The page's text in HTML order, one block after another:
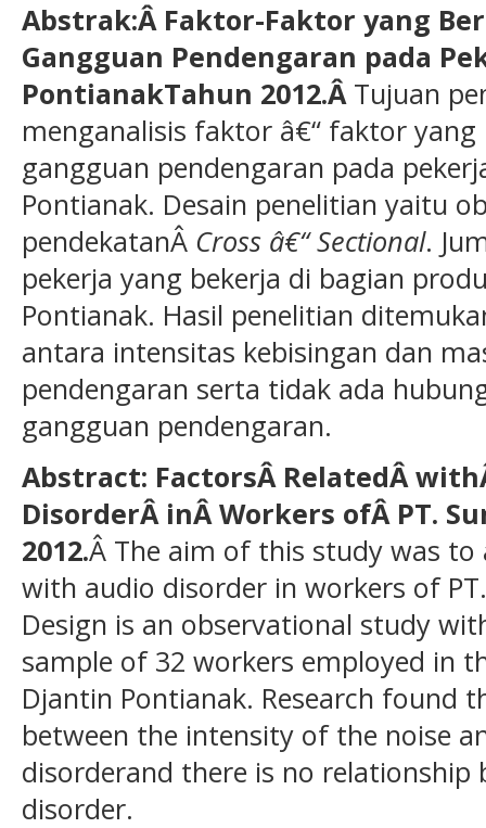
Abstrak:Â Faktor-Faktor yang
Gangguan Pendengaran pada
PontianakTahun 2012.Â Tujuan
menganalisis faktor â€“ faktor
gangguan pendengaran pada
Pontianak. Desain penelitian yaitu
pendekatanÂ Cross â€“ Sectional.
pekerja yang bekerja di bagian
Pontianak. Hasil penelitian
antara intensitas kebisingan dan
pendengaran serta tidak ada
gangguan pendengaran.
Abstract: FactorsÂ RelatedÂ
DisorderÂ inÂ Workers ofÂ PT.
2012.Â The aim of this study was to
with audio disorder in workers of
Design is an observational study
sample of 32 workers employed in
Djantin Pontianak. Research found
between the intensity of the noise
disorderand there is no relationship
disorder.